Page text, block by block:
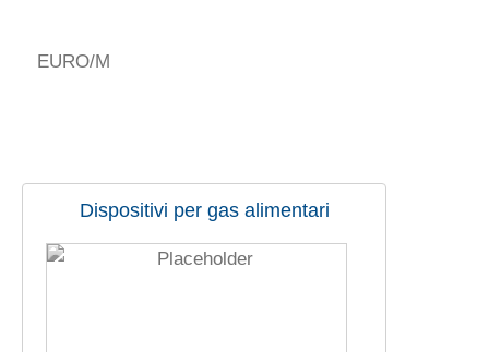
EURO/M
Dispositivi per gas alimentari